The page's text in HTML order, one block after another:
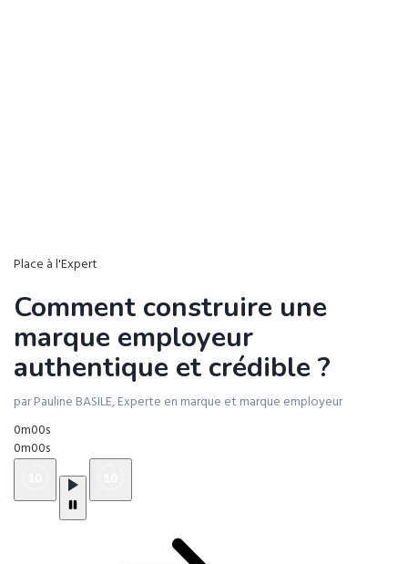
Place à l'Expert
Comment construire une
marque employeur
authentique et crédible ?
par Pauline BASILE, Experte en marque et marque employeur
0m00s
0m00s